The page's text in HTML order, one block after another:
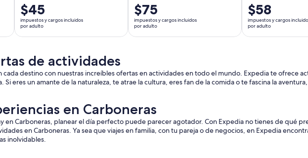
El
precio
es
de
por
adulto
$45
impuestos y cargos incluidos
por adulto
El
precio
es
de
$75
impuestos y cargos incluidos
por adulto
El
precio
es
de
adulto
$58
impuestos y cargos
por adulto
de actividades
cada destino con nuestras increíbles ofertas en actividades en todo el mundo. Expedia te ofrece
Si eres un amante de la naturaleza, te atrae la cultura, eres fan de la comida o te fascina la
en Carboneras
en Carboneras, planear el día perfecto puede parecer agotador. Con Expedia no tienes de qué
en Carboneras. Ya sea que viajes en familia, con tu pareja o de negocios, en Expedia
inolvidables.